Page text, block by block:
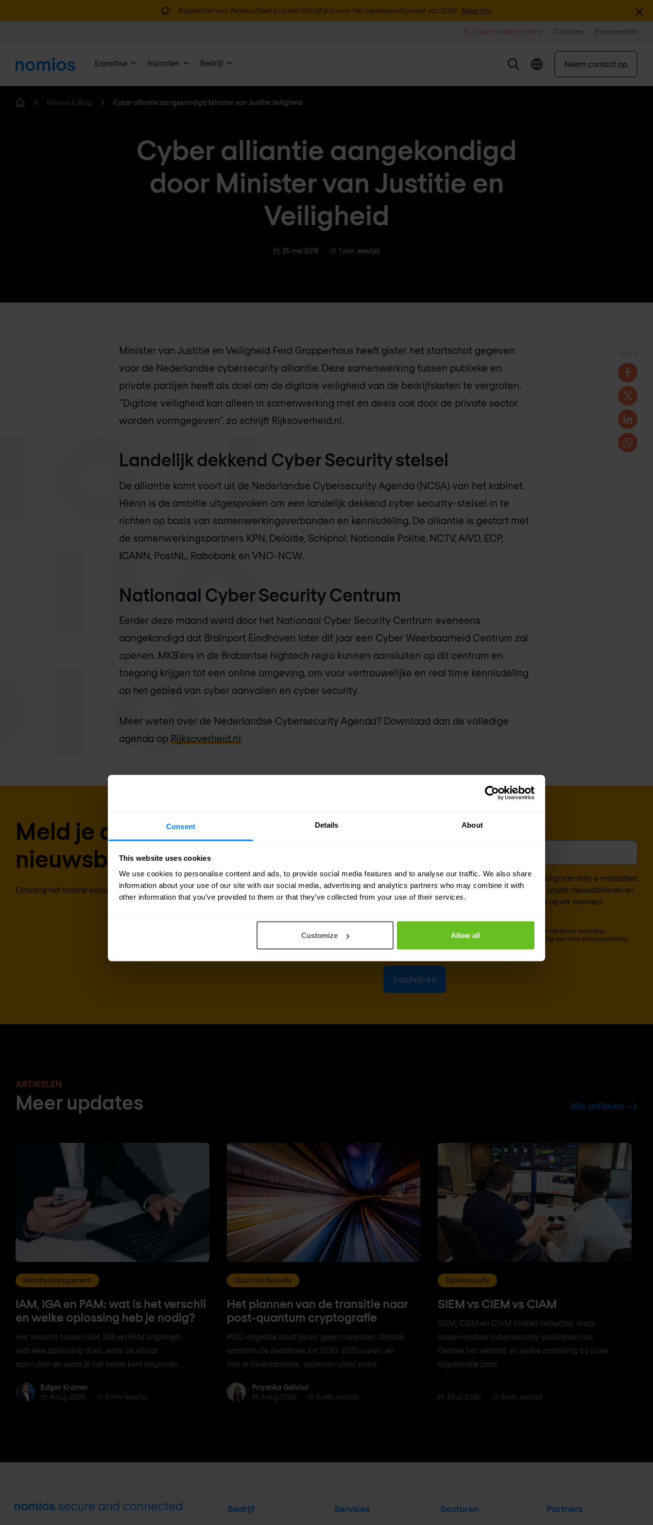
Consent Details About
This website uses cookies
We use cookies to personalise content and ads, to provide social media features and to analyse our traffic. We also share
information about your use of our site with our social media, advertising and analytics partners who may combine it with
other information that you’ve provided to them or that they’ve collected from your use of their services.
Customize Allow all
Registratie voor Nomios Next is nu live! Schrijf je in voor het cybersecurity event van 2026. Meer info
Cyber incident hotline Carrières Evenementen
Expertise Inzichten Bedrijf Neem contact op
Nieuws & Blog Cyber alliantie aangekondigd Minister van Justitie Veiligheid
Cyber alliantie aangekondigd
door Minister van Justitie en
Veiligheid
25 mei 2018 1 min. leestijd
Minister van Justitie en Veiligheid Ferd Grapperhaus heeft gister het startschot gegeven
voor de Nederlandse cybersecurity alliantie. Deze samenwerking tussen publieke en
private partijen heeft als doel om de digitale veiligheid van de bedrijfsketen te vergroten.
“Digitale veiligheid kan alleen in samenwerking met en deels ook door de private sector
worden vormgegeven”, zo schrijft Rijksoverheid.nl.
Landelijk dekkend Cyber Security stelsel
De alliantie komt voort uit de Nederlandse Cybersecurity Agenda (NCSA) van het kabinet.
Hierin is de ambitie uitgesproken om een landelijk dekkend cyber security-stelsel in te
richten op basis van samenwerkingsverbanden en kennisdeling. De alliantie is gestart met
de samenwerkingspartners KPN, Deloitte, Schiphol, Nationale Politie, NCTV, AIVD, ECP,
ICANN, PostNL, Rabobank en VNO-NCW.
Nationaal Cyber Security Centrum
Eerder deze maand werd door het Nationaal Cyber Security Centrum eveneens
aangekondigd dat Brainport Eindhoven later dit jaar een Cyber Weerbaarheid Centrum zal
openen. MKB’ers in de Brabantse hightech regio kunnen aansluiten op dit centrum en
toegang krijgen tot een online omgeving, om voor vertrouwelijke en real time kennisdeling
op het gebied van cyber aanvallen en cyber security.
Meer weten over de Nederlandse Cybersecurity Agenda? Download dan de volledige
agenda op Rijksoverheid.nl.
Meld je aan voor onze
nieuwsbrief
Ontvang het laatste security nieuws, inzichten en markttrends in jouw inbox.
Ja, ik geef toestemming voor de verwerking van mijn e-mailadres
om berichten van Nomios te ontvangen (zoals nieuwsbrieven en
informatie over evenementen). Je kunt je op elk moment
Nadat je hieronder op 'Inschrijven' hebt geklikt, zal Nomios de hierboven verstrekte
persoonsgegevens opslaan en verwerken, in overeenstemming met onze privacyverklaring,
om je de gevraagde inhoud te leveren.
ARTIKELEN
Meer updates Alle artikelen
Identity management
IAM, IGA en PAM: wat is het verschil
en welke oplossing heb je nodig?
Het verschil tussen IAM, IGA en PAM uitgelegd:
wat elke oplossing doet, waar ze elkaar
aanvullen en waar je het beste kunt beginnen.
Edgar KramerEdgar Kramer
4 aug 2026
5 min. leestijd
Quantum Security
Het plannen van de transitie naar
post-quantum cryptografie
PQC-migratie duurt jaren, geen maanden. Ontdek
waarom de deadlines tot 2030-2035 lopen, en
hoe je inventarisatie, testen en uitrol plant.
Priyanka Gahilot
Priyanka Gahilot
3 aug 2026
5 min. leestijd
Cybersecurity
SIEM vs CIEM vs CIAM
SIEM, CIEM en CIAM klinken hetzelfde, maar
lossen andere cybersecurity-problemen op.
Ontdek het verschil en welke oplossing bij jouw
organisatie past.
30 jul 2026 6 min. leestijd
Footer Bedrijf Services Sectoren Partners